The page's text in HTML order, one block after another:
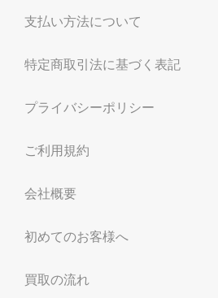
支払い方法について
特定商取引法に基づく表記
プライバシーポリシー
ご利用規約
会社概要
初めてのお客様へ
買取の流れ